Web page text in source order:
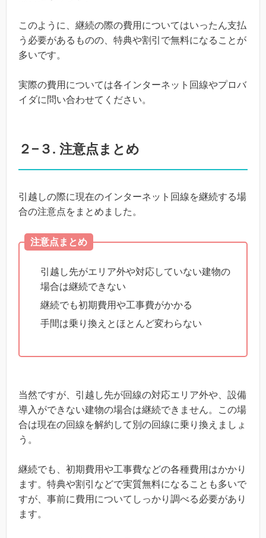
このように、継続の際の費用についてはいったん支払
う必要があるものの、特典や割引で無料になることが
多いです。
実際の費用については各インターネット回線やプロバ
イダに問い合わせてください。
２−３. 注意点まとめ
引越しの際に現在のインターネット回線を継続する場
合の注意点をまとめました。
注意点まとめ
引越し先がエリア外や対応していない建物の
場合は継続できない
継続でも初期費用や工事費がかかる
手間は乗り換えとほとんど変わらない
当然ですが、引越し先が回線の対応エリア外や、設備
導入ができない建物の場合は継続できません。この場
合は現在の回線を解約して別の回線に乗り換えましょ
う。
継続でも、初期費用や工事費などの各種費用はかかり
ます。特典や割引などで実質無料になることも多いで
すが、事前に費用についてしっかり調べる必要があり
ます。